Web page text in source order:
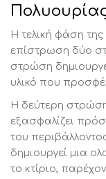
Η τελική φάση
επίστρωση δύο
στρώση
υλικό που
Η δεύτερη στρώση
εξασφαλίζει
του
δημιουργεί μια
το κτίριο,